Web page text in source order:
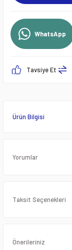
WhatsApp
Tavsiye Et
Ürün Bilgisi
Yorumlar
Taksit Seçenekleri
Önerileriniz